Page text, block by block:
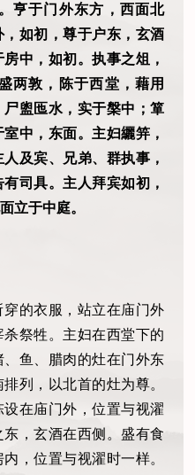
亨于门外东方，西面北
，如初，尊于户东，玄酒
中，如初。执事之俎，
两敦，陈于西堂，藉用
盥匜水，实于槃中；箪
中，东面。主妇纚笄，
及宾、兄弟、群执事，
司具。主人拜宾如初，
立于中庭。
的衣服，站立在庙门外
祭牲。主妇在西堂下的
鱼、腊肉的灶在门外东
列，以北首的灶为尊。
在庙门外，位置与视濯
，玄酒在西侧。盛有食
，位置与视濯时一样。